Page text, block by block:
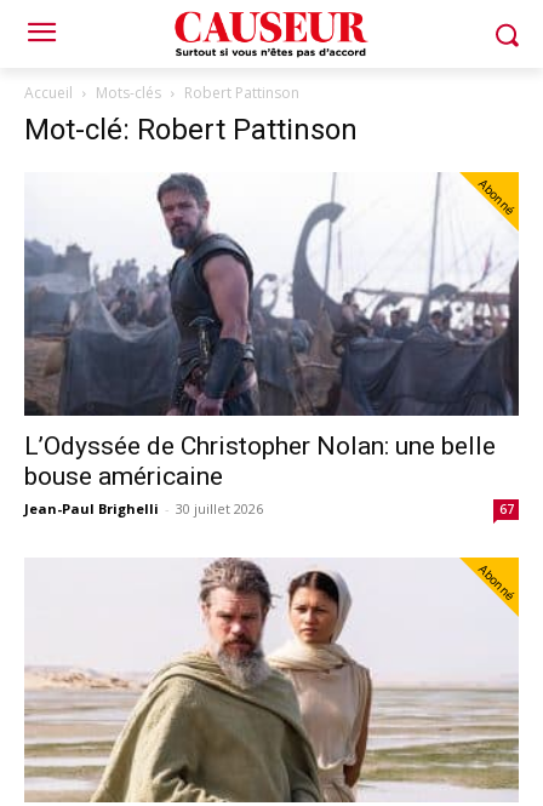
Accueil Mots-clés Robert Pattinson
Mot-clé: Robert Pattinson
Abonné
L’Odyssée de Christopher Nolan: une belle
bouse américaine
Jean-Paul Brighelli - 30 juillet 2026 67
Abonné